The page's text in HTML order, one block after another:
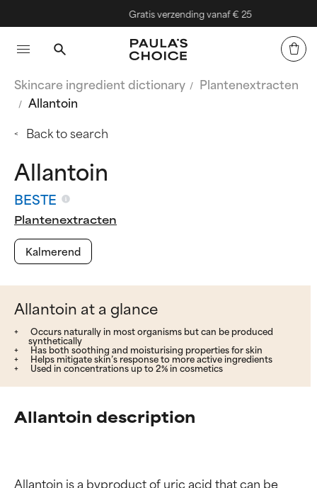
Gratis verzending vanaf € 25
Skincare ingredient dictionary
Plantenextracten
Allantoin
Back to search
Allantoin
BESTE
Plantenextracten
Kalmerend
Allantoin at a glance
Occurs naturally in most organisms but can be produced
synthetically
Has both soothing and moisturising properties for skin
Helps mitigate skin’s response to more active ingredients
Used in concentrations up to 2% in cosmetics
Allantoin description
Allantoin is a byproduct of uric acid that can be